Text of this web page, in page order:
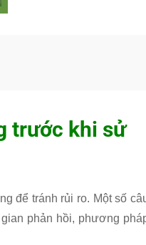
trước khi sử
để tránh rủi ro. Một số
phản hồi, phương